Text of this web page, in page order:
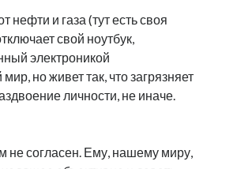
нефти и газа (тут есть своя
свой ноутбук,
электроникой
но живет так, что загрязняет
личности, не иначе.
не согласен. Ему, нашему миру,